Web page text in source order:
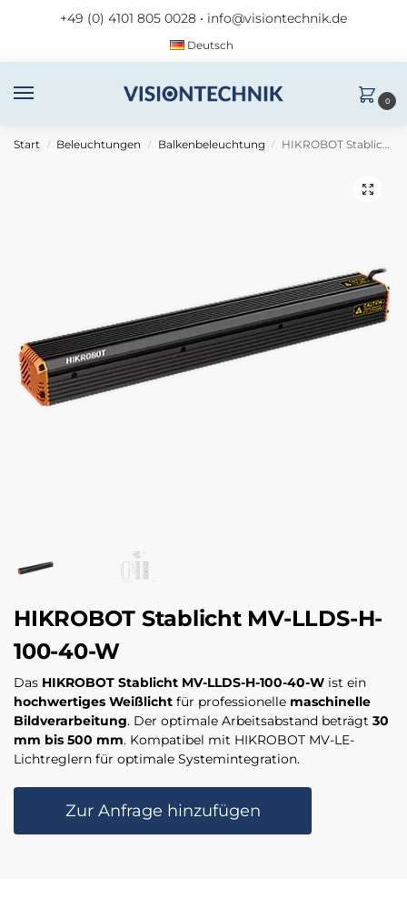
+49 (0) 4101 805 0028 • info@visiontechnik.de
Deutsch
0
Start / Beleuchtungen / Balkenbeleuchtung / HIKROBOT Stablicht MV-LLDS-H-100-40-W
HIKROBOT Stablicht MV-LLDS-H-
100-40-W
Das HIKROBOT Stablicht MV-LLDS-H-100-40-W ist ein
hochwertiges Weißlicht für professionelle maschinelle
Bildverarbeitung. Der optimale Arbeitsabstand beträgt 30
mm bis 500 mm. Kompatibel mit HIKROBOT MV-LE-
Lichtreglern für optimale Systemintegration.
Zur Anfrage hinzufügen